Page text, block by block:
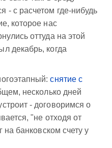
- с расчетом где-нибудь
которое нас
оттуда на этой
декабрь, когда
снятие с
несколько дней
- договоримся о
"не отходя от
банковском счету у